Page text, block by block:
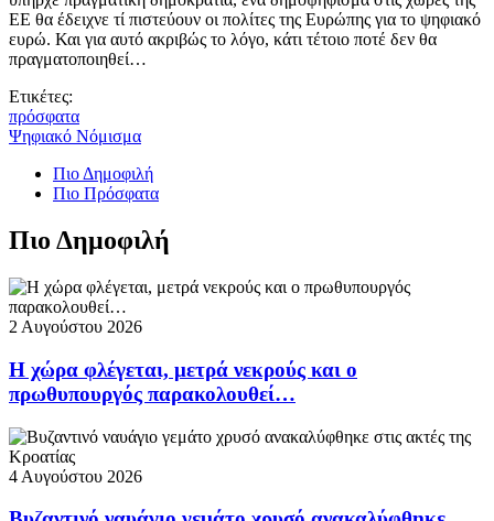
ΕΕ θα έδειχνε τί πιστεύουν οι πολίτες της Ευρώπης για το ψηφιακό
ευρώ. Και για αυτό ακριβώς το λόγο, κάτι τέτοιο ποτέ δεν θα
πραγματοποιηθεί…
Ετικέτες:
πρόσφατα
Ψηφιακό Νόμισμα
Πιο Δημοφιλή
Πιο Πρόσφατα
Πιο Δημοφιλή
2 Αυγούστου 2026
Η χώρα φλέγεται, μετρά νεκρούς και ο
πρωθυπουργός παρακολουθεί…
4 Αυγούστου 2026